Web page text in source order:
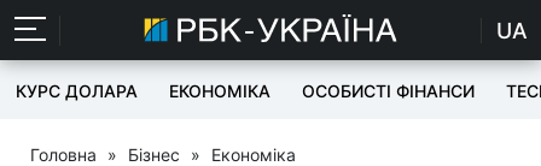
UA
КУРС ДОЛАРА ЕКОНОМІКА ОСОБИСТІ ФІНАНСИ
Головна » Бізнес » Економіка